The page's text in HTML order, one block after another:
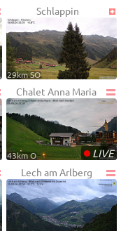
Schlappin
29km SO
Chalet Anna Maria
•LIVE
43km O
Lech am Arlberg